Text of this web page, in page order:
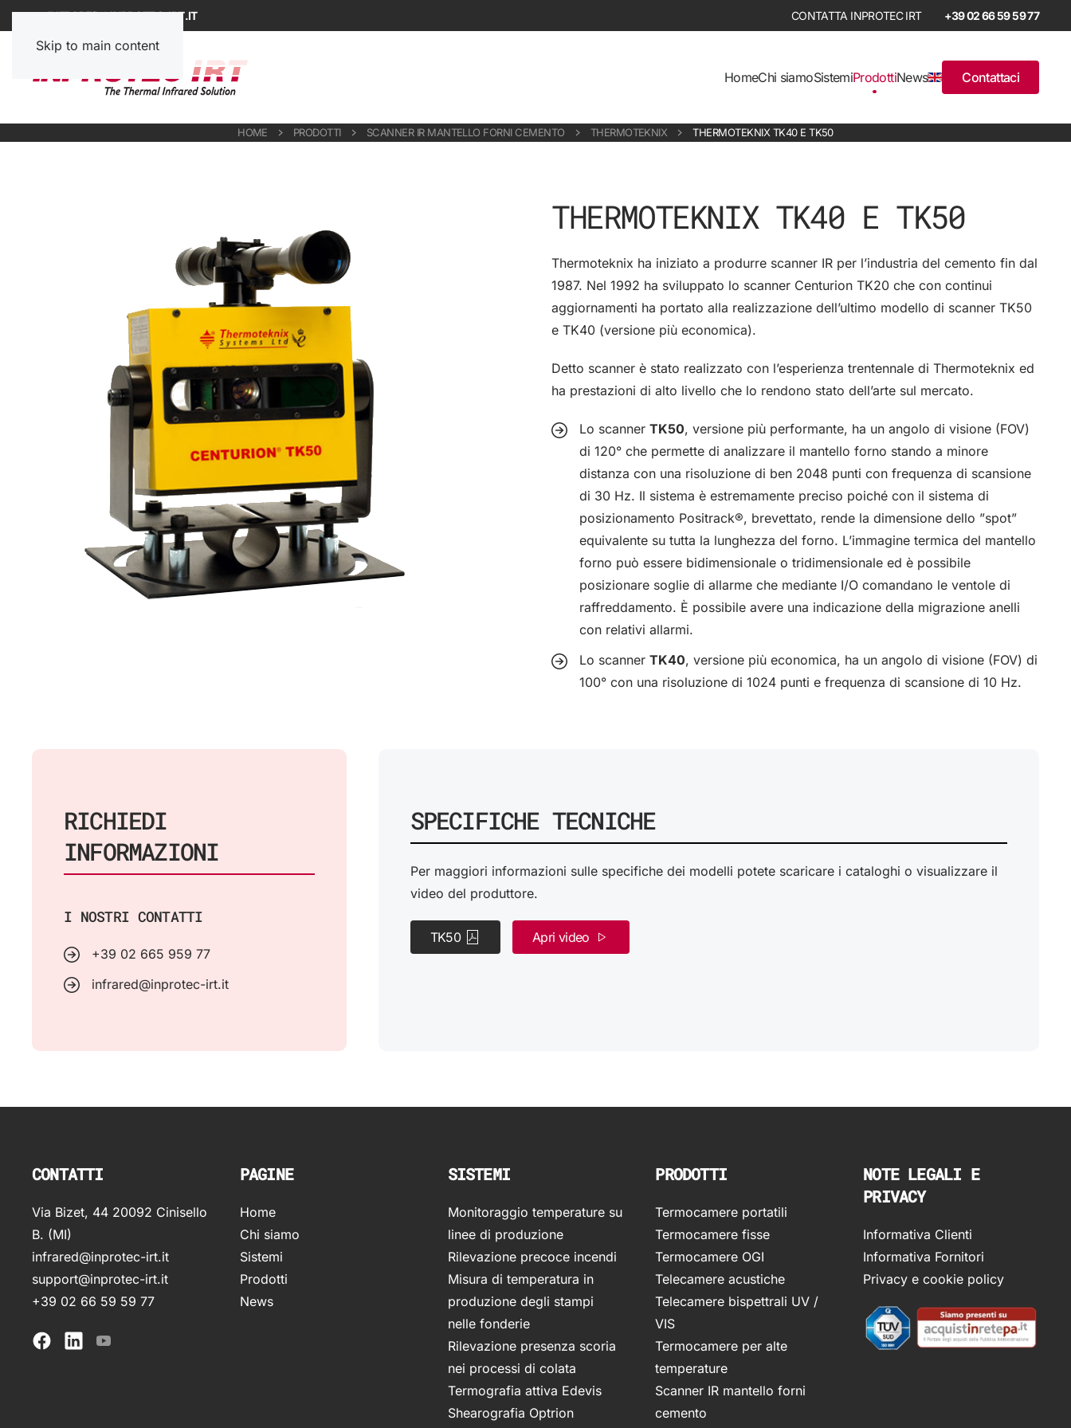
Skip to main content
INFRARED@INPROTEC-IRT.IT +39 02 66 59 59 77
HomeChi siamoSistemiProdottiNews Contattaci
HOME PRODOTTI SCANNER IR MANTELLO FORNI CEMENTO THERMOTEKNIX THERMOTEKNIX TK40 E TK50
THERMOTEKNIX TK40 E TK50
Thermoteknix ha iniziato a produrre scanner IR per l’industria del cemento fin dal
1987. Nel 1992 ha sviluppato lo scanner Centurion TK20 che con continui
aggiornamenti ha portato alla realizzazione dell’ultimo modello di scanner TK50
e TK40 (versione più economica).
Detto scanner è stato realizzato con l’esperienza trentennale di Thermoteknix ed
ha prestazioni di alto livello che lo rendono stato dell’arte sul mercato.
Lo scanner TK50, versione più performante, ha un angolo di visione (FOV)
di 120° che permette di analizzare il mantello forno stando a minore
distanza con una risoluzione di ben 2048 punti con frequenza di scansione
di 30 Hz. Il sistema è estremamente preciso poiché con il sistema di
posizionamento Positrack®, brevettato, rende la dimensione dello ˮspotˮ
equivalente su tutta la lunghezza del forno. L’immagine termica del mantello
forno può essere bidimensionale o tridimensionale ed è possibile
posizionare soglie di allarme che mediante I/O comandano le ventole di
raffreddamento. È possibile avere una indicazione della migrazione anelli
con relativi allarmi.
Lo scanner TK40, versione più economica, ha un angolo di visione (FOV) di
100° con una risoluzione di 1024 punti e frequenza di scansione di 10 Hz.
RICHIEDI
INFORMAZIONI
I NOSTRI CONTATTI
+39 02 665 959 77
infrared@inprotec-irt.it
SPECIFICHE TECNICHE
Per maggiori informazioni sulle specifiche dei modelli potete scaricare i cataloghi o visualizzare il
video del produttore.
TK50 Apri video
CONTATTI
Via Bizet, 44 20092 Cinisello
B. (MI)
infrared@inprotec-irt.it
support@inprotec-irt.it
+39 02 66 59 59 77
PAGINE
Home
Chi siamo
Sistemi
Prodotti
News
SISTEMI
Monitoraggio temperature su
linee di produzione
Rilevazione precoce incendi
Misura di temperatura in
produzione degli stampi
nelle fonderie
Rilevazione presenza scoria
nei processi di colata
Termografia attiva Edevis
Shearografia Optrion
PRODOTTI
Termocamere portatili
Termocamere fisse
Termocamere OGI
Telecamere acustiche
Telecamere bispettrali UV /
VIS
Termocamere per alte
temperature
Scanner IR mantello forni
cemento
NOTE LEGALI E
PRIVACY
Informativa Clienti
Informativa Fornitori
Privacy e cookie policy